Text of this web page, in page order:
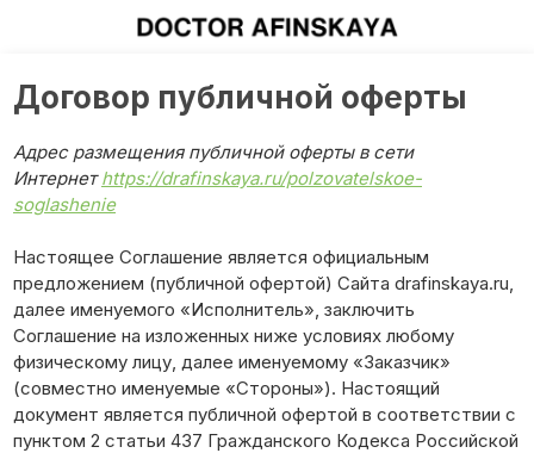
Договор публичной оферты
Адрес размещения публичной оферты в сети
Интернетhttps://drafinskaya.ru/polzovatelskoe-
soglashenie
Настоящее Соглашение является официальным
предложением (публичной офертой) Сайта drafinskaya.ru,
далее именуемого «Исполнитель», заключить
Соглашение на изложенных ниже условиях любому
физическому лицу, далее именуемому «Заказчик»
(совместно именуемые «Стороны»). Настоящий
документ является публичной офертой в соответствии с
пунктом 2 статьи 437 Гражданского Кодекса Российской